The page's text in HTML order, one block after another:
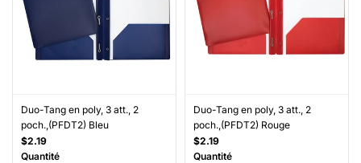
Duo-Tang en poly, 3 att., 2
poch.,(PFDT2) Bleu
$2.19
Quantité
Duo-Tang en poly, 3 att., 2
poch.,(PFDT2) Rouge
$2.19
Quantité